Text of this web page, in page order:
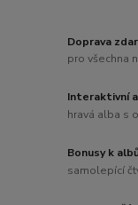
Doprava
pro všechna
Interaktivní
hravá alba s
Bonusy k
samolepící